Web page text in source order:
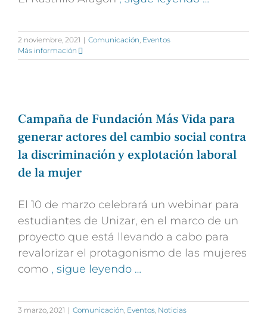
2 noviembre, 2021 | Comunicación, Eventos
Más información
Campaña de Fundación Más Vida para
generar actores del cambio social contra
la discriminación y explotación laboral
de la mujer
El 10 de marzo celebrará un webinar para
estudiantes de Unizar, en el marco de un
proyecto que está llevando a cabo para
revalorizar el protagonismo de las mujeres
como , sigue leyendo …
3 marzo, 2021 | Comunicación, Eventos, Noticias